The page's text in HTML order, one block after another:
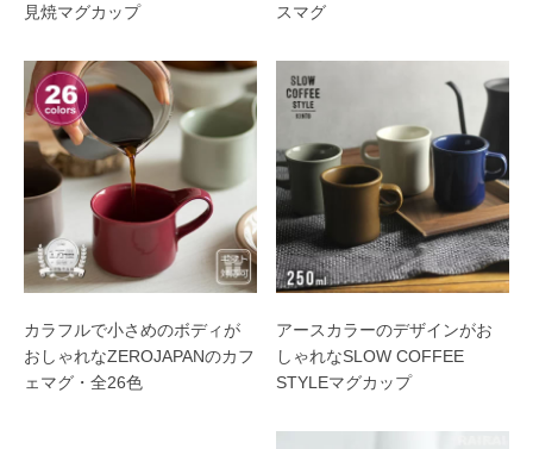
見焼マグカップ
スマグ
カラフルで小さめのボディが
おしゃれなZEROJAPANのカフ
ェマグ・全26色
アースカラーのデザインがお
しゃれなSLOW COFFEE
STYLEマグカップ